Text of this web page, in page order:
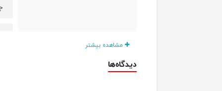
مشاهده بیشتر
دیدگاه‌ها